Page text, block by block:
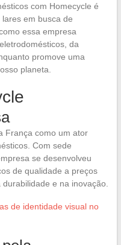
com Homecycle é
em busca de
essa empresa
da
promove uma
planeta.
França como um ator
Com sede
se desenvolveu
de qualidade a preços
e na inovação.
de identidade visual no